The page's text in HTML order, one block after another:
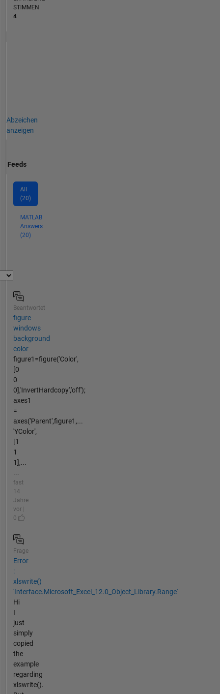
STIMMEN
4
Abzeichen
anzeigen
Feeds
All
(20)
MATLAB
Answers
(20)
Beantwortet
figure
windows
background
color
figure1=figure('Color',
[0
0
0],'InvertHardcopy','off');
axes1
=
axes('Parent',figure1,...
'YColor',
[1
1
1],...
...
fast
14
Jahre
vor |
0
Frage
Error
:
xlswrite()
'Interface.Microsoft_Excel_12.0_Object_Library.Range'
Hi
I
just
simply
copied
the
example
regarding
xlswrite().